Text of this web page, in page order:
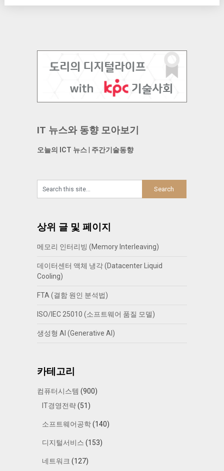
IT 뉴스와 동향 모아보기
오늘의 ICT 뉴스| 주간기술동향
상위 글 및 페이지
메모리 인터리빙 (Memory Interleaving)
데이터센터 액체 냉각 (Datacenter Liquid
Cooling)
FTA (결함 원인 분석법)
ISO/IEC 25010 (소프트웨어 품질 모델)
생성형 AI (Generative AI)
카테고리
컴퓨터시스템 (900)
IT경영전략(51)
소프트웨어공학(140)
디지털서비스 (153)
네트워크 (127)